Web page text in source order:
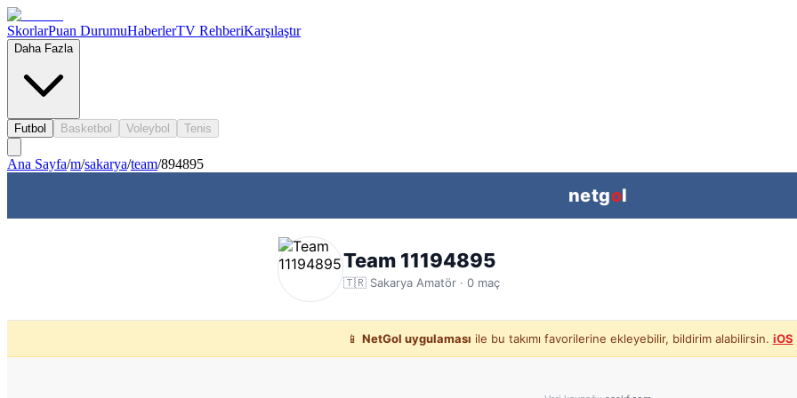
SkorlarPuan DurumuHaberlerTV RehberiKarşılaştır
Daha Fazla
Futbol Basketbol Voleybol Tenis
Ana Sayfa/m/sakarya/team/894895
netgol
Team 11194895
🇹🇷 Sakarya Amatör · 0 maç
📱 NetGol uygulaması ile bu takımı favorilerine ekleyebilir, bildirim alabilirsin. iOS